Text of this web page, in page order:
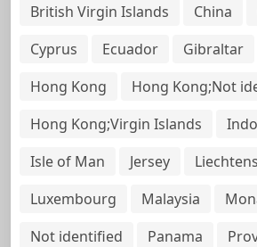
British Virgin Islands
China
Cyprus
Ecuador Gibraltar
Hong Kong
Hong Kong;Not
Hong Kong;Virgin Islands
Isle of Man
Jersey
Luxembourg
Malaysia
Not identified
Panama